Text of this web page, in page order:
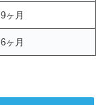
9ヶ月
6ヶ月